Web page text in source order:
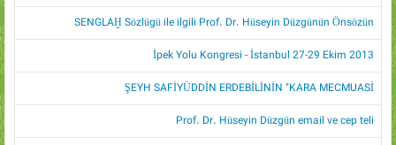
SENGLAḪ Sözlügü ile ilgili Prof. Dr. Hüseyin Düzgünün Önsözün
İpek Yolu Kongresi - İstanbul 27-29 Ekim 2013
ŞEYH SAFİYÜDDİN ERDEBİLİNİN "KARA MECMUASİ
Prof. Dr. Hüseyin Düzgün email ve cep teli